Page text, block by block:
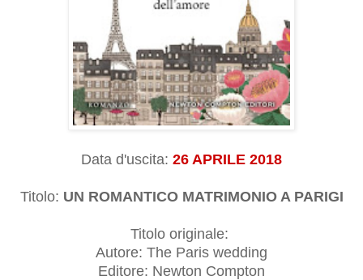
Data d'uscita: 26 APRILE 2018
Titolo: UN ROMANTICO MATRIMONIO A PARIGI
Titolo originale:
Autore: The Paris wedding
Editore: Newton Compton